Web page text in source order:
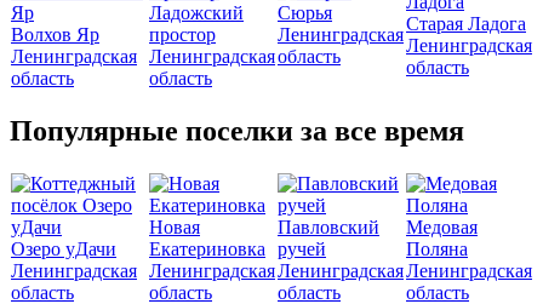
Волхов Яр
Ленинградская
область
Ладожский
простор
Ленинградская
область
Сюрья
Ленинградская
область
Старая Ладога
Ленинградская
область
Популярные поселки за все время
Озеро уДачи
Ленинградская
область
Новая
Екатериновка
Ленинградская
область
Павловский
ручей
Ленинградская
область
Медовая
Поляна
Ленинградская
область